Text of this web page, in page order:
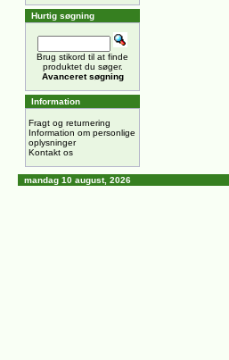
Hurtig søgning
Brug stikord til at finde
produktet du søger.
Avanceret søgning
Information
Fragt og returnering
Information om personlige
oplysninger
Kontakt os
mandag 10 august, 2026